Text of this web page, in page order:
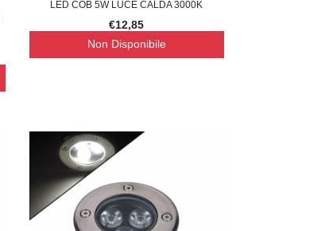
LED COB 5W LUCE CALDA 3000K
€12,85
Non Disponibile